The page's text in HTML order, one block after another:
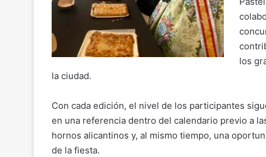
los
la ciudad.
Con cada edición, el nivel de los participantes
en una referencia dentro del calendario previo a
hornos alicantinos y, al mismo tiempo, una
de la fiesta.